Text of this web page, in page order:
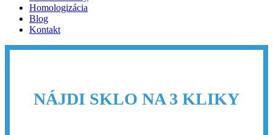
Homologizácia
Blog
Kontakt
NÁJDI SKLO NA 3 KLIKY